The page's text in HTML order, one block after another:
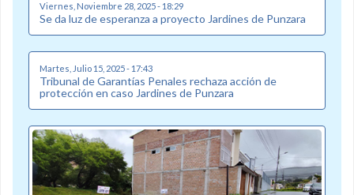
Viernes, Noviembre 28, 2025 - 18:29
Se da luz de esperanza a proyecto Jardines de Punzara
Martes, Julio 15, 2025 - 17:43
Tribunal de Garantías Penales rechaza acción de
protección en caso Jardines de Punzara